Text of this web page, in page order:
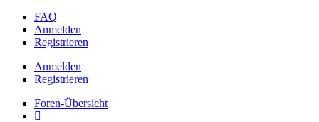
FAQ
Anmelden
Registrieren
Anmelden
Registrieren
Foren-Übersicht